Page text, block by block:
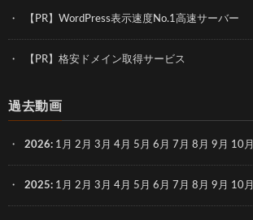
【PR】WordPress表示速度No.1高速サーバー
【PR】格安ドメイン取得サービス
過去動画
2026: 1月 2月 3月 4月 5月 6月 7月 8月 9月 10月
2025: 1月 2月 3月 4月 5月 6月 7月 8月 9月 10月